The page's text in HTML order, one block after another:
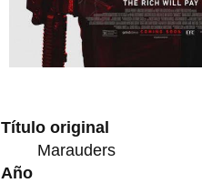
Título original
Marauders
Año